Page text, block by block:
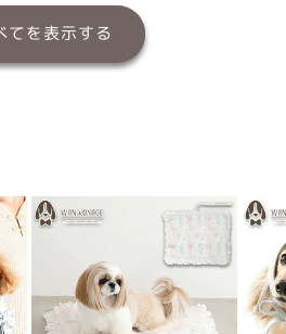
てを表示する